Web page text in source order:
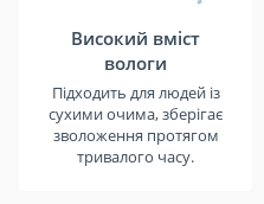
Високий вміст
вологи
Підходить для людей із
сухими очима, зберігає
зволоження протягом
тривалого часу.